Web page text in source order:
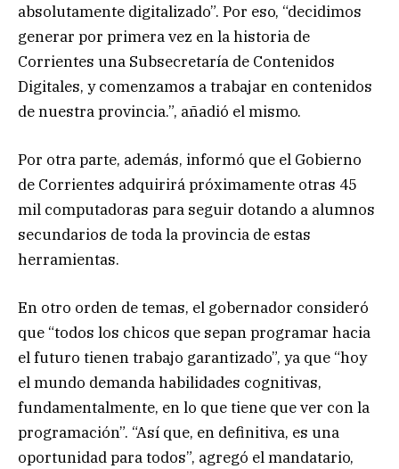
absolutamente digitalizado”. Por eso, “decidimos
generar por primera vez en la historia de
Corrientes una Subsecretaría de Contenidos
Digitales, y comenzamos a trabajar en contenidos
de nuestra provincia.”, añadió el mismo.
Por otra parte, además, informó que el Gobierno
de Corrientes adquirirá próximamente otras 45
mil computadoras para seguir dotando a alumnos
secundarios de toda la provincia de estas
herramientas.
En otro orden de temas, el gobernador consideró
que “todos los chicos que sepan programar hacia
el futuro tienen trabajo garantizado”, ya que “hoy
el mundo demanda habilidades cognitivas,
fundamentalmente, en lo que tiene que ver con la
programación”. “Así que, en definitiva, es una
oportunidad para todos”, agregó el mandatario,